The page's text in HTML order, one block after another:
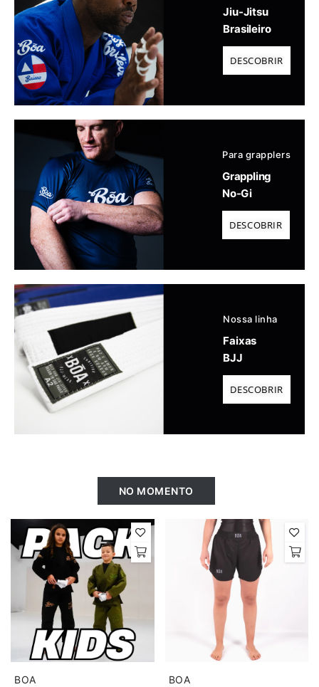
Jiu-Jitsu
Brasileiro
DESCOBRIR
Para grapplers
Grappling
No-Gi
DESCOBRIR
Nossa linha
Faixas
BJJ
DESCOBRIR
NO MOMENTO
BOA
BOA